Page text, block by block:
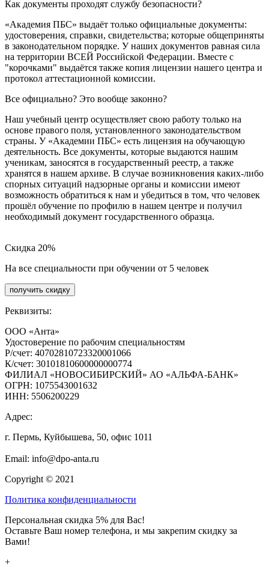
Как документы проходят службу безопасности?
«Академия ПБС» выдаёт только официальные документы:
удостоверения, справки, свидетельства; которые общеприняты
в законодательном порядке. У наших документов равная сила
на территории ВСЕЙ Российской Федерации. Вместе с
"корочками" выдаётся также копия лицензии нашего центра и
протокол аттестационной комиссии.
Все официально? Это вообще законно?
Наш учебный центр осуществляет свою работу только на
основе правого поля, установленного законодательством
страны. У «Академии ПБС» есть лицензия на обучающую
деятельность. Все документы, которые выдаются нашим
ученикам, заносятся в государственный реестр, а также
хранятся в нашем архиве. В случае возникновения каких-либо
спорных ситуаций надзорные органы и комиссии имеют
возможность обратиться к нам и убедиться в том, что человек
прошёл обучение по профилю в нашем центре и получил
необходимый документ государственного образца.
Скидка 20%
На все специальности при обучении от 5 человек
получить скидку
Реквизиты:
ООО «Анта»
Удостоверение по рабочим специальностям
Р/счет: 40702810723320001066
К/счет: 30101810600000000774
ФИЛИАЛ «НОВОСИБИРСКИЙ» АО «АЛЬФА-БАНК»
ОГРН: 1075543001632
ИНН: 5506200229
Адрес:
г. Пермь, Куйбышева, 50, офис 1011
Email: info@dpo-anta.ru
Copyright © 2021
Политика конфиденциальности
Персональная скидка 5% для Вас!
Оставьте Ваш номер телефона, и мы закрепим скидку за
Вами!
+